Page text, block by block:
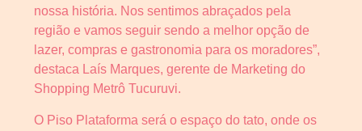
nossa história. Nos sentimos abraçados pela
região e vamos seguir sendo a melhor opção de
lazer, compras e gastronomia para os moradores”,
destaca Laís Marques, gerente de Marketing do
Shopping Metrô Tucuruvi.
O Piso Plataforma será o espaço do tato, onde os